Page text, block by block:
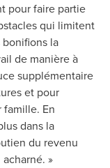
pour faire partie
qui limitent
la
de manière à
supplémentaire
et pour
En
dans la
du revenu
»